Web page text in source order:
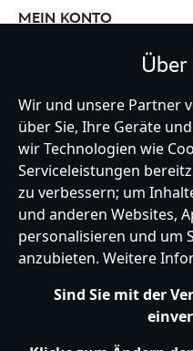
Pläne zur Rettung der Welt
eintauchen möchte, liegt mit
auf dem königlichen Schloss.
Tagebücher und
Halte deine Gedanken und
Disney Design fest. Zu vielen
auch die passenden Stifte -
von Ratatouille. Entdecke Loki,
die Füße als Kappe dienen.
MEIN KONTO
Germany
Richtlinien für Cookies
EU
Allgemeine Verkaufsbedingungen
Über
Wir und unsere Partner
über Sie, Ihre Geräte
wir Technologien wie
Serviceleistungen
zu verbessern; um
und anderen Websites,
personalisieren und um
anzubieten. Weitere
Sind Sie mit der